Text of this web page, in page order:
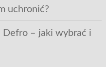
uchronić?
Defro – jaki wybrać i